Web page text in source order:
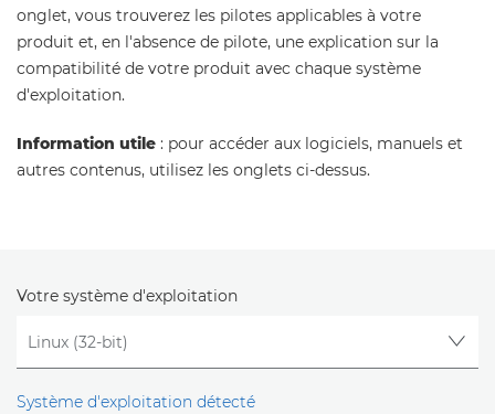
onglet, vous trouverez les pilotes applicables à votre
produit et, en l'absence de pilote, une explication sur la
compatibilité de votre produit avec chaque système
d'exploitation.
Information utile : pour accéder aux logiciels, manuels et
autres contenus, utilisez les onglets ci-dessus.
Votre système d'exploitation
Système d'exploitation détecté